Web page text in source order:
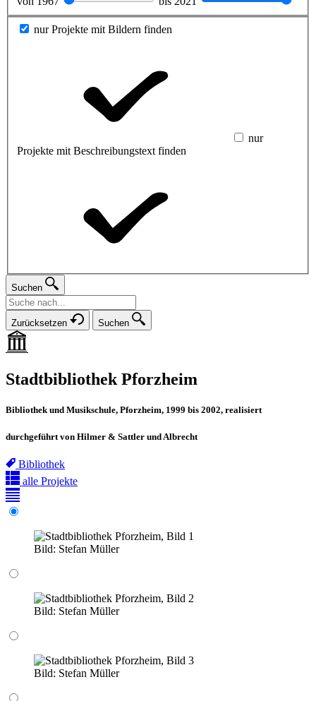
nur Projekte mit Bildern finden
nur
Projekte mit Beschreibungstext finden
Suchen
Zurücksetzen Suchen
Stadtbibliothek Pforzheim
Bibliothek und Musikschule, Pforzheim, 1999 bis 2002, realisiert
durchgeführt von Hilmer & Sattler und Albrecht
Bibliothek
alle Projekte
Bild: Stefan Müller
Bild: Stefan Müller
Bild: Stefan Müller